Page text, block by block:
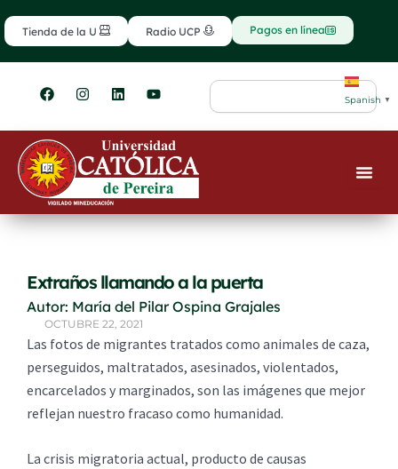
al
contenido
Tienda de la U Radio UCP Pagos en línea
F
a
e
b
o
o
k
I
n
t
g
r
m
L
i
k
e
d
i
n
Y
o
t
u
b
e
Search
Spanish ▼
Extraños llamando a la puerta
Autor: María del Pilar Ospina Grajales
OCTUBRE 22, 2021
Las fotos de migrantes tratados como animales de caza,
perseguidos, maltratados, asesinados, violentados,
encarcelados y marginados, son las imágenes que mejor
reflejan nuestro fracaso como humanidad.
La crisis migratoria actual, producto de causas